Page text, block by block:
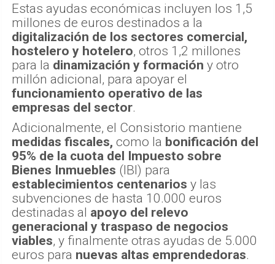
Estas ayudas económicas incluyen los 1,5
millones de euros destinados a la
digitalización de los sectores comercial,
hostelero y hotelero, otros 1,2 millones
para la dinamización y formación y otro
millón adicional, para apoyar el
funcionamiento operativo de las
empresas del sector.
Adicionalmente, el Consistorio mantiene
medidas fiscales, como la bonificación del
95% de la cuota del Impuesto sobre
Bienes Inmuebles (IBI) para
establecimientos centenarios y las
subvenciones de hasta 10.000 euros
destinadas al apoyo del relevo
generacional y traspaso de negocios
viables, y finalmente otras ayudas de 5.000
euros para nuevas altas emprendedoras.